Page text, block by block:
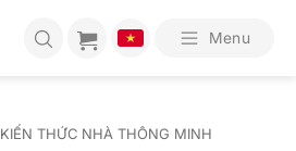
Menu
KIẾN THỨC NHÀ THÔNG MINH